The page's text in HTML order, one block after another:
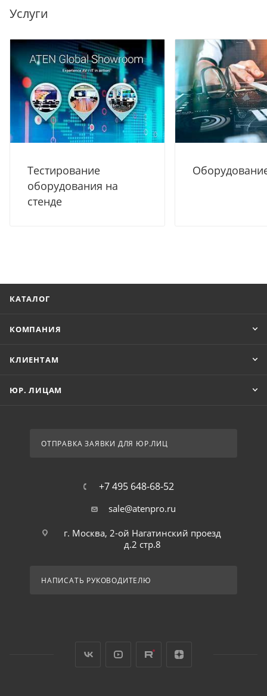
Услуги
Тестирование
оборудования на
стенде
КАТАЛОГ
КОМПАНИЯ
КЛИЕНТАМ
ЮР. ЛИЦАМ
ОТПРАВКА ЗАЯВКИ ДЛЯ ЮР.ЛИЦ
+7 495 648-68-52
sale@atenpro.ru
г. Москва, 2-ой Нагатинский проезд
д.2 стр.8
НАПИСАТЬ РУКОВОДИТЕЛЮ